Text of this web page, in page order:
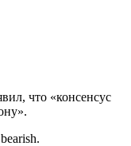
что «консенсус